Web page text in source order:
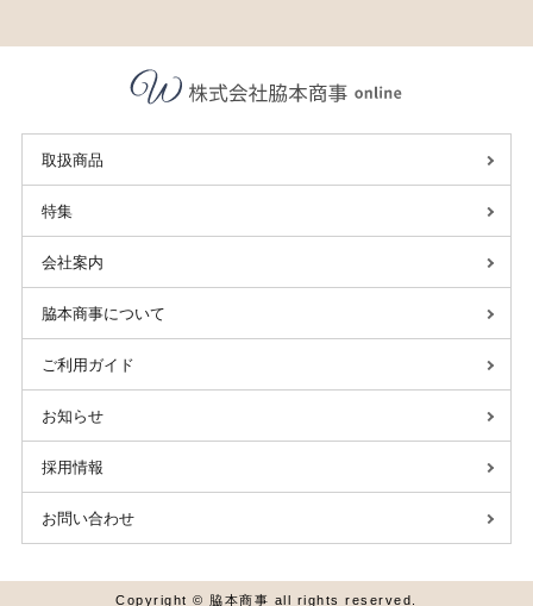
取扱商品
特集
会社案内
脇本商事について
ご利用ガイド
お知らせ
採用情報
お問い合わせ
Copyright © 脇本商事 all rights reserved.